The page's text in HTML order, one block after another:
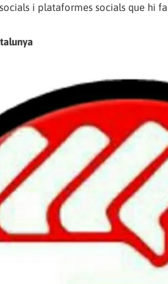
i plataformes socials que hi